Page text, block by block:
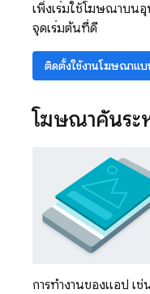
เพิ่งเริ่มใช้โฆษณาบน
จุดเริ่มต้นที่ดี
ติดตั้งใช้งานโฆษณาแบ
โฆษณาคั่นระ
การทำงานของแอป เ